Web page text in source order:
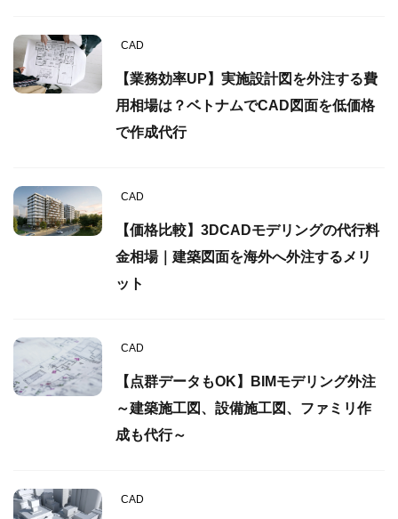
CAD
【業務効率UP】実施設計図を外注する費
用相場は？ベトナムでCAD図面を低価格
で作成代行
CAD
【価格比較】3DCADモデリングの代行料
金相場｜建築図面を海外へ外注するメリ
ット
CAD
【点群データもOK】BIMモデリング外注
～建築施工図、設備施工図、ファミリ作
成も代行～
CAD